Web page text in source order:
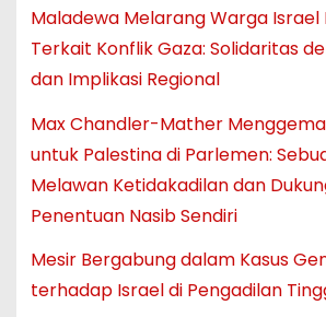
Maladewa Melarang Warga Israel
Terkait Konflik Gaza: Solidaritas
dan Implikasi Regional
Max Chandler-Mather
untuk Palestina di Parlemen:
Melawan Ketidakadilan dan
Penentuan Nasib Sendiri
Mesir Bergabung dalam Kasus
terhadap Israel di Pengadilan